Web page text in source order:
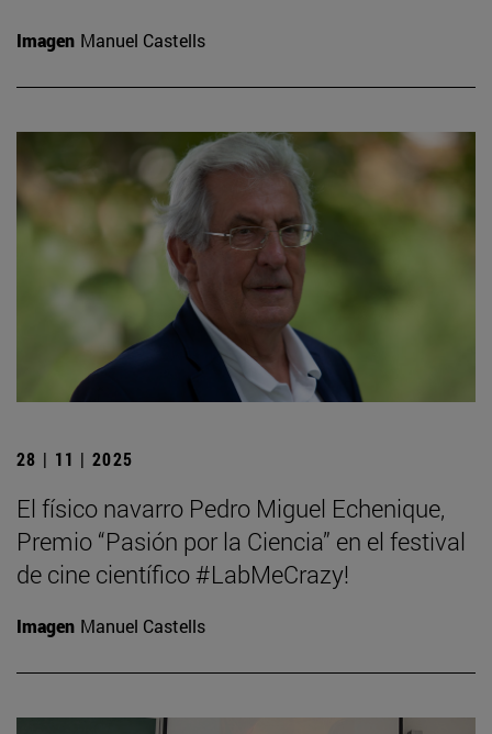
Imagen Manuel Castells
28 | 11 | 2025
El físico navarro Pedro Miguel Echenique,
Premio “Pasión por la Ciencia” en el festival
de cine científico #LabMeCrazy!
Imagen Manuel Castells